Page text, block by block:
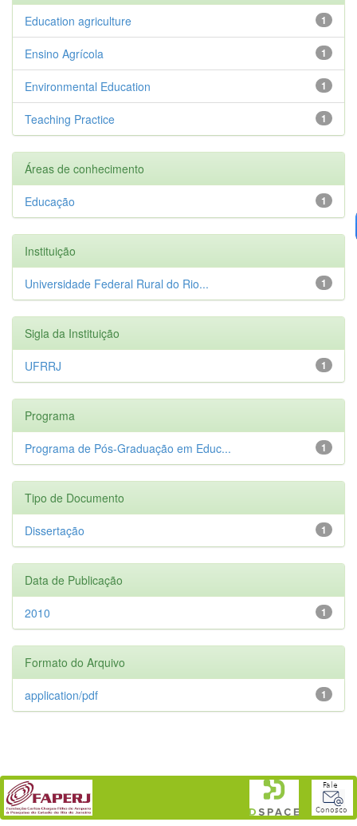
1
Education agriculture
1
Ensino Agrícola
1
Environmental Education
1
Teaching Practice
Áreas de conhecimento
1
Educação
Instituição
1
Universidade Federal Rural do Rio...
Sigla da Instituição
1
UFRRJ
Programa
1
Programa de Pós-Graduação em Educ...
Tipo de Documento
1
Dissertação
Data de Publicação
1
2010
Formato do Arquivo
1
application/pdf